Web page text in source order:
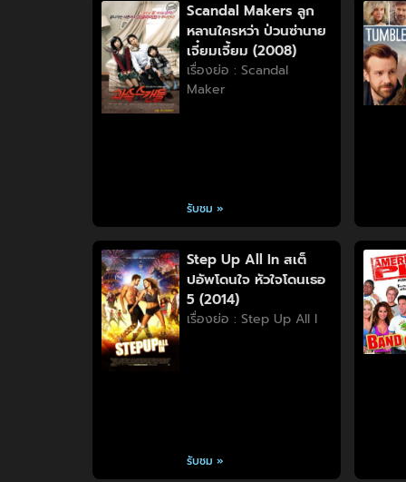
Scandal Makers ลูก
หลานใครหว่า ป่วนซ่านาย
เจี๋ยมเจี้ยม (2008)
เรื่องย่อ : Scandal
Maker
รับชม »
Step Up All In สเต็
ปอัพโดนใจ หัวใจโดนเธอ
5 (2014)
เรื่องย่อ : Step Up All I
รับชม »